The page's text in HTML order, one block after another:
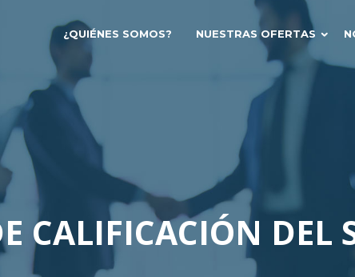
¿QUIÉNES SOMOS? NUESTRAS OFERTAS
CALIFICACIÓN DEL